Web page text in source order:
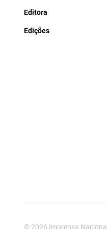
Editora
Edições
© 2026 Imprensa Nacional